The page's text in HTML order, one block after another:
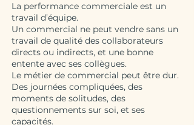
La performance commerciale est un
travail d’équipe.
Un commercial ne peut vendre sans un
travail de qualité des collaborateurs
directs ou indirects, et une bonne
entente avec ses collègues.
Le métier de commercial peut être dur.
Des journées compliquées, des
moments de solitudes, des
questionnements sur soi, et ses
capacités.